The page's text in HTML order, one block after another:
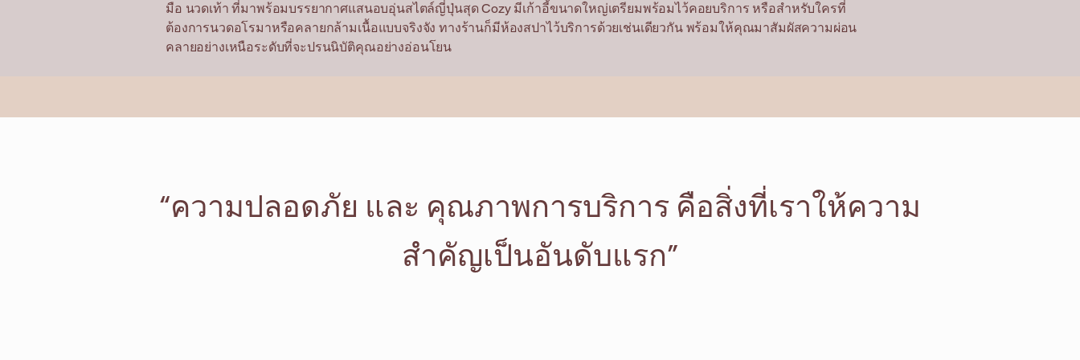
มือ นวดเท้า ที่มาพร้อมบรรยากาศแสนอบอุ่นสไตล์ญี่ปุ่นสุด Cozy มีเก้าอี้ขนาดใหญ่เตรียมพร้อมไว้คอยบริการ หรือสำหรับใครที่
ต้องการนวดอโรมาหรือคลายกล้ามเนื้อแบบจริงจัง ทางร้านก็มีห้องสปาไว้บริการด้วยเช่นเดียวกัน พร้อมให้คุณมาสัมผัสความผ่อน
คลายอย่างเหนือระดับที่จะปรนนิบัติคุณอย่างอ่อนโยน
“ความปลอดภัย และ คุณภาพการบริการ คือสิ่งที่เราให้ความ
สำคัญเป็นอันดับแรก”